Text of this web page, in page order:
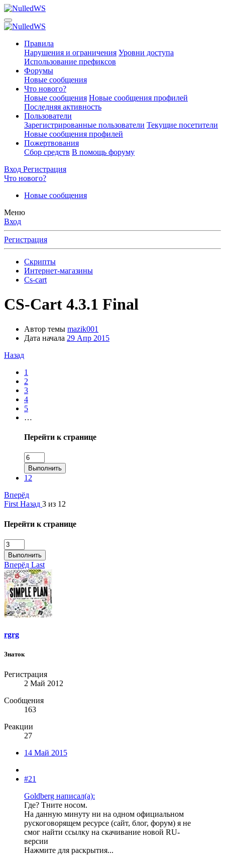
Правила
Нарушения и ограничения Уровни доступа
Использование префиксов
Форумы
Новые сообщения
Что нового?
Новые сообщения Новые сообщения профилей
Последняя активность
Пользователи
Зарегистрированные пользователи Текущие посетители
Новые сообщения профилей
Пожертвования
Сбор средств В помощь форуму
Вход Регистрация
Что нового?
Новые сообщения
Меню
Вход
Регистрация
Скрипты
Интернет-магазины
Cs-cart
СS-Cart 4.3.1 Final
Автор темы mazik001
Дата начала 29 Апр 2015
Назад
1
2
3
4
5
…
Перейти к странице
Выполнить
12
Вперёд
First Назад 3 из 12
Перейти к странице
Выполнить
Вперёд Last
rgrg
Знаток
Регистрация
2 Май 2012
Сообщения
163
Реакции
27
14 Май 2015
#21
Goldberg написал(а):
Где? Тните носом.
На данную минуту ни на одном официальном
рускоговорящем ресурсе (сайт, блог, форум) я не
смог найти ссылку на скачивание новой RU-
версии
Нажмите для раскрытия...